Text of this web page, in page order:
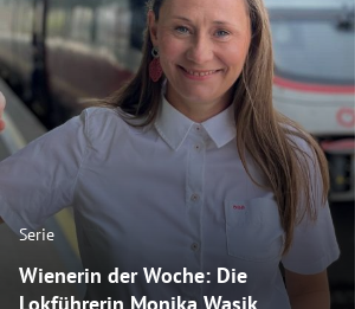
Serie
Wienerin der Woche: Die